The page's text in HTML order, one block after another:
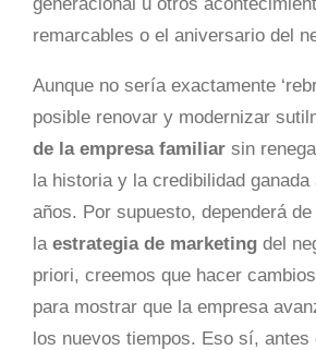
remarcables o el aniversario del
Aunque no sería exactamente
posible renovar y modernizar
de la empresa familiar sin
la historia y la credibilidad ganada
años. Por supuesto, dependerá
la estrategia de marketing del
priori, creemos que hacer
para mostrar que la empresa
los nuevos tiempos. Eso sí, antes